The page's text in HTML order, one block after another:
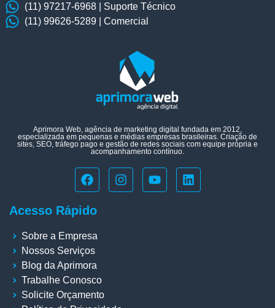
(11) 97217-6968 | Suporte Técnico
(11) 99626-5289 | Comercial
Aprimora Web, agência de marketing digital fundada em 2012,
especializada em pequenas e médias empresas brasileiras. Criação de
sites, SEO, tráfego pago e gestão de redes sociais com equipe própria e
acompanhamento contínuo.
Acesso Rápido
Sobre a Empresa
Nossos Serviços
Blog da Aprimora
Trabalhe Conosco
Solicite Orçamento